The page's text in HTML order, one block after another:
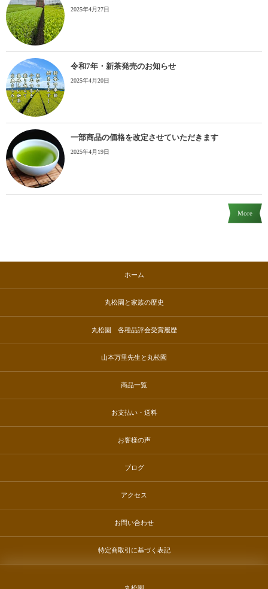
2025年4月27日
令和7年・新茶発売のお知らせ
2025年4月20日
一部商品の価格を改定させていただきます
2025年4月19日
More
ホーム
丸松園と家族の歴史
丸松園 各種品評会受賞履歴
山本万里先生と丸松園
商品一覧
お支払い・送料
お客様の声
ブログ
アクセス
お問い合わせ
特定商取引に基づく表記